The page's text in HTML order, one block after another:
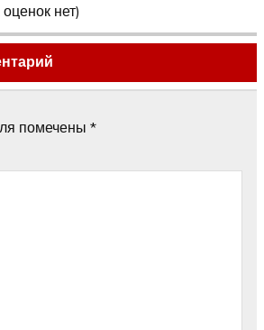
оранжевый,
розовый)
нет)
помечены *